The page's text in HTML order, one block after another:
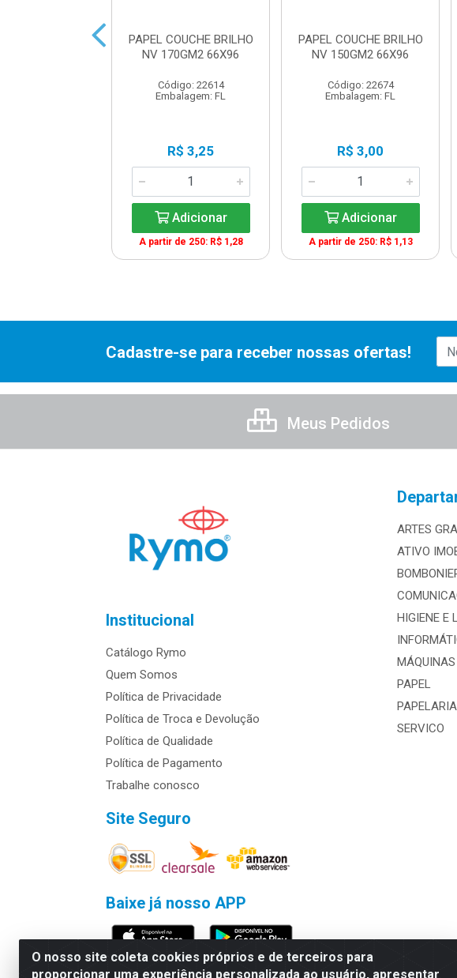
PAPEL COUCHE BRILHO
NV 170GM2 66X96
Código: 22614
Embalagem: FL
R$ 3,25
Adicionar
A partir de 250: R$ 1,28
PAPEL COUCHE BRILHO
NV 150GM2 66X96
Código: 22674
Embalagem: FL
R$ 3,00
Adicionar
A partir de 250: R$ 1,13
O nosso site coleta cookies próprios e de terceiros para
proporcionar uma experiência personalizada ao usuário, apresentar
Cadastre-se para receber nossas ofertas!
Meus Pedidos
Institucional
Catálogo Rymo
Quem Somos
Política de Privacidade
Política de Troca e Devolução
Política de Qualidade
Política de Pagamento
Trabalhe conosco
Site Seguro
Baixe já nosso APP
ARTES
ATIVO
HIGIENE E
MÁQUINAS
PAPEL
PAPELARIA
SERVICO